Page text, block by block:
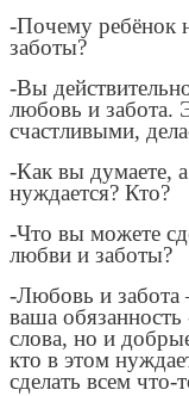
-Почему ребёнок
заботы?
-Вы
любовь и забота.
счастливыми,
-Как вы думаете,
нуждается? Кто?
-Что вы можете
любви и заботы?
-Любовь и забота
ваша
слова, но и
кто в этом
сделать всем что-